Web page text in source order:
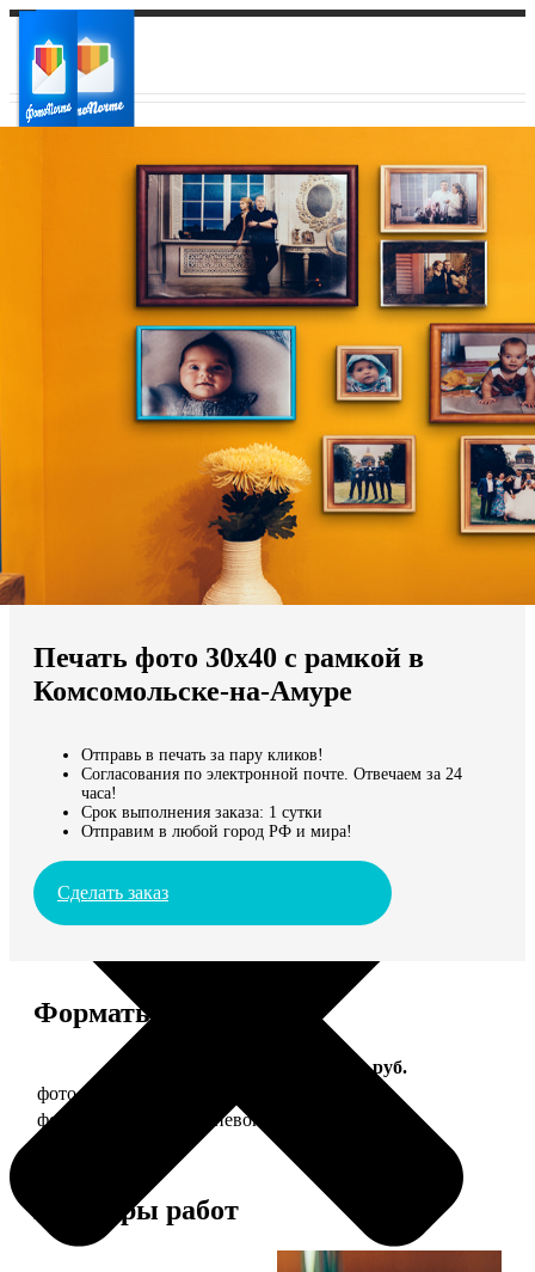
Ваш регион доставки
Выберите из списка:
Мы доставляем по всему миру
Продолжить без города
Печать фото 30х40 с рамкой в
Комсомольске-на-Амуре
Отправь в печать за пару кликов!
Согласования по электронной почте. Отвечаем за 24
часа!
Срок выполнения заказа: 1 сутки
Отправим в любой город РФ и мира!
Сделать заказ
Форматы и цены
Цена, руб.
фото 30х40 в деревянной рамке
фото 30х40 в алюминиевой рамке
Примеры работ